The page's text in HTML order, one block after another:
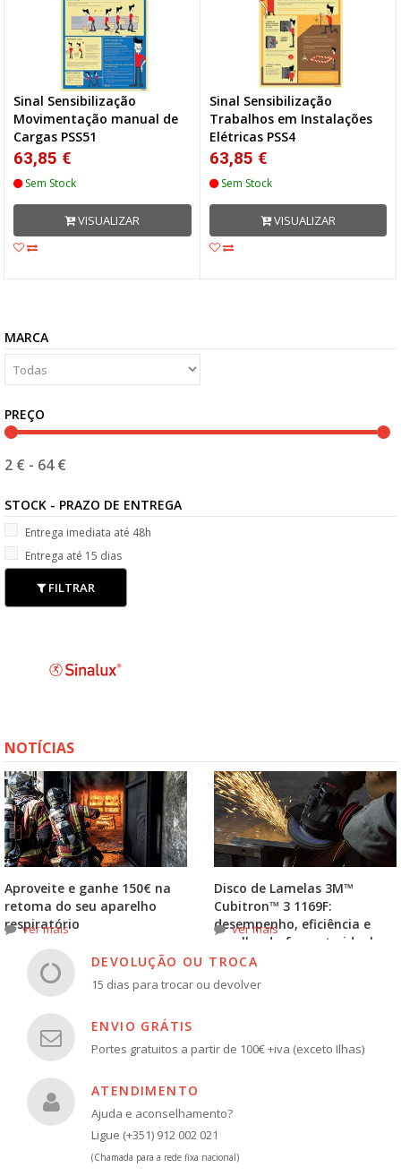
Sinal Sensibilização
Movimentação manual de
Cargas PSS51
63,85 €
Sem Stock
VISUALIZAR
Sinal Sensibilização
Trabalhos em Instalações
Elétricas PSS4
63,85 €
Sem Stock
VISUALIZAR
MARCA
PREÇO
2 € - 64 €
STOCK - PRAZO DE ENTREGA
Entrega imediata até 48h
Entrega até 15 dias
FILTRAR
NOTÍCIAS
Aproveite e ganhe 150€ na
retoma do seu aparelho
respiratório
ver mais
Disco de Lamelas 3M™
Cubitron™ 3 1169F:
desempenho, eficiência e
escolha do formato ideal
ver mais
DEVOLUÇÃO OU TROCA
15 dias para trocar ou devolver
ENVIO GRÁTIS
Portes gratuitos a partir de 100€ +iva (exceto Ilhas)
ATENDIMENTO
Ajuda e aconselhamento?
Ligue (+351) 912 002 021
(Chamada para a rede fixa nacional)